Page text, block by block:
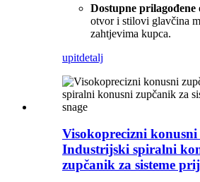
Dostupne prilagođene
otvor i stilovi glavčina
zahtjevima kupca.
upitdetalj
Visokoprecizni
Industrijski spiralni
zupčanik za sisteme